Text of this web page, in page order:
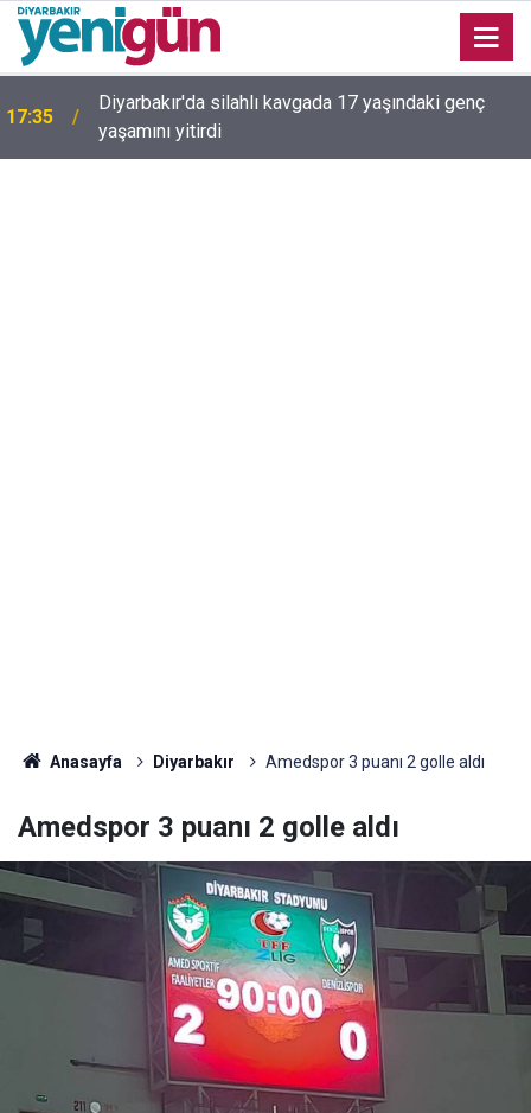
17:35
Diyarbakır'da silahlı kavgada 17 yaşındaki genç
yaşamını yitirdi
16:54
Bahceli'den Öcalan ve Demirtaş açıklaması
Anasayfa Diyarbakır Amedspor 3 puanı 2 golle aldı
Amedspor 3 puanı 2 golle aldı